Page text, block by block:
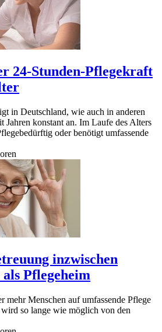
24-Stunden-Pflegekraft
in Deutschland, wie auch in anderen
Jahren konstant an. Im Laufe des Alters
oder benötigt umfassende
inzwischen
Pflegeheim
mehr Menschen auf umfassende Pflege
so lange wie möglich von den